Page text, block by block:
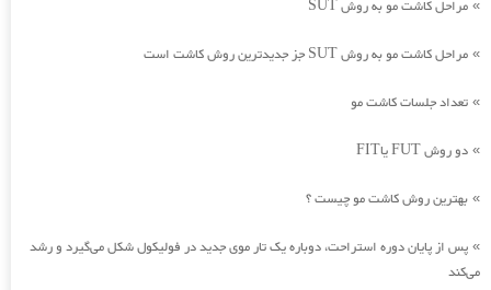
» مراحل کاشت مو به روش SUT
» مراحل کاشت مو به روش SUT جز جدیدترین روش کاشت است
» تعداد جلسات کاشت مو
» دو روش FUT یاFIT
» بهترین روش کاشت مو چیست ؟
» پس از پایان دوره استراحت، دوباره یک تار موی جدید در فولیکول شکل می‌گیرد و رشد
می‌کند